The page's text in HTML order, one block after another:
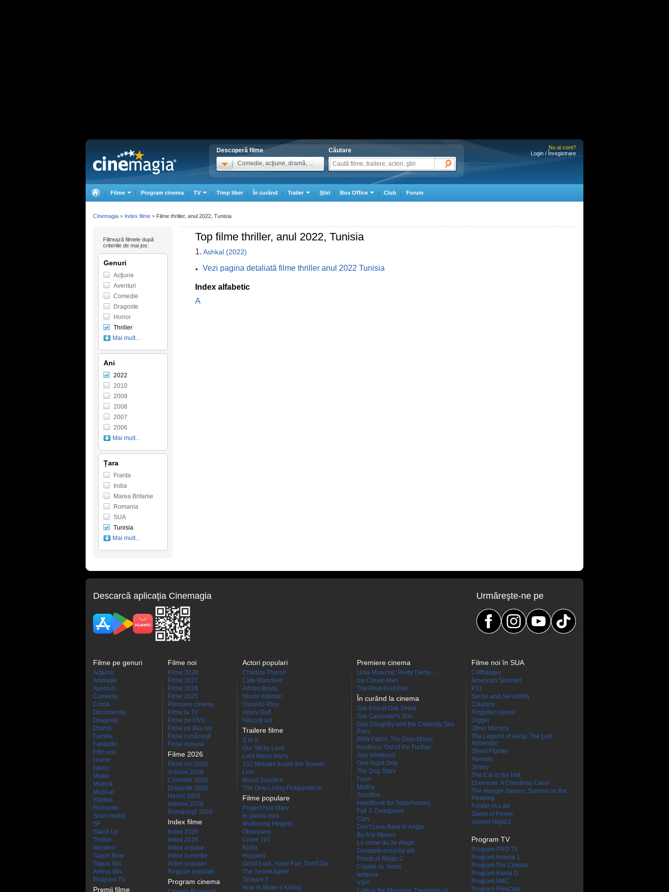
Descoperă filme
Comedie, acţiune, dramă, ...
Căutare
Nu ai cont?
Login / Înregistrare
Filme Program cinema TV Timp liber În curând Trailer Ştiri Box Office Club Forum
Top filme thriller, anul 2022, Tunisia
1. Ashkal (2022)
Vezi pagina detaliată filme thriller anul 2022 Tunisia
Index alfabetic
A
Filtrează filmele după
criteriile de mai jos:
Genuri
Acţiune
Aventuri
Comedie
Dragoste
Horror
Thriller
Mai mult...
Ani
2022
2010
2009
2008
2007
2006
Mai mult...
Țara
Franta
India
Marea Britanie
Romania
SUA
Tunisia
Mai mult...
Cinemagia > Index filme > Filme thriller, anul 2022, Tunisia
Descarcă aplicaţia Cinemagia Urmăreşte-ne pe
Filme pe genuri
Acţiune
Animaţie
Aventuri
Comedie
Crimă
Documentar
Dragoste
Dramă
Familie
Fantastic
Film noir
Horror
Istoric
Mister
Muzică
Muzical
Război
Romantic
Scurt metraj
SF
Stand Up
Thriller
Western
Taguri filme
Taguri stiri
Arhiva stiri
Program TV
Premii filme
Filme noi
Filme 2028
Filme 2027
Filme 2026
Filme 2025
Premiere cinema
Filme la TV
Filme pe DVD
Filme pe Blu-ray
Filme româneşti
Filme indiene
Filme 2026
Filme noi 2026
Actiune 2026
Comedie 2026
Dragoste 2026
Horror 2026
Indiene 2026
Româneşti 2026
Index filme
Index 2026
Index 2025
Index acţiune
Index comedie
Actori populari
Regizori populari
Program cinema
Actori populari
Charlize Theron
Cate Blanchett
Adrien Brody
Nicole Kidman
Osvaldo Ríos
Hilary Duff
Născuţi azi
Trailere filme
S to X
Our Sticky Love
Let's Marry Harry
102 Minutes Inside the Towers
Lion
Blood Sacrifice
The Only Living Pickpocket in...
Filme populare
Project Hail Mary
În pielea mea
Wuthering Heights
Obsession
Crime 101
Kîzîm
Hoppers
Good Luck, Have Fun, Don't Die
The Secret Agent
Scream 7
How to Make a Killing
Premiere cinema
Uma Musume: Pretty Derby -...
Ice Cream Man
The Pout-Pout Fish
În curând la cinema
The End of Oak Street
The Carpenter's Son
Gail Daughtry and the Celebrity Sex
Pass
PAW Patrol: The Dino Movie
Insidious: Out of the Further
Spa Weekend
One Night Only
The Dog Stars
Fuori
Mutiny
Sacrifice
Handbook for Superheroes
Fall 2: Deadpoint
Cars
Don't Look Back in Anger
By Any Means
Le crime du 3e étage
Dosarele orașului alb
Practical Magic 2
Coyote vs. Acme
Iertarea
Värn
Cats in the Museum: Treasures of
Filme noi în SUA
Cliffhanger
American Summer
P31
Sense and Sensibility
Clayface
Forgotten Island
Digger
Other Mommy
The Legend of Aang: The Last
Airbender
Street Fighter
Remain
Jimmy
The Cat in the Hat
Ebenezer: A Christmas Carol
The Hunger Games: Sunrise on the
Reaping
Focker-in-Law
Game of Power
Violent Night 2
Program TV
Program PRO TV
Program Antena 1
Program Pro Cinema
Program Kanal D
Program AMC
Program FilmCafe